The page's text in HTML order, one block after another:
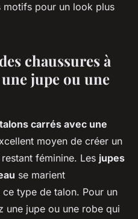
motifs pour un look plus
chaussures à
jupe ou une
carrés avec une
moyen de créer un
féminine. Les jupes
se marient
type de talon. Pour un
une jupe ou une robe qui